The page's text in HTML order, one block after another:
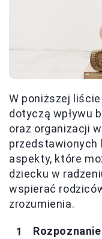
W poniższej
dotyczą wpływu
oraz organizacji
przedstawionych
aspekty, które
dziecku w
wspierać
zrozumienia.